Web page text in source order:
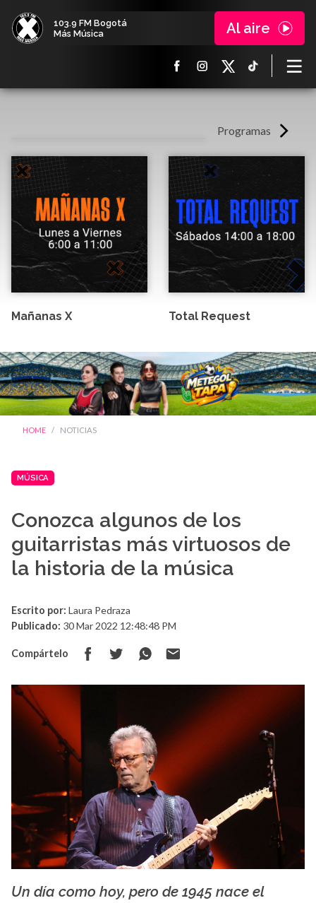
103.9 FM Bogotá
Más Música
Al aire
Programas
Mañanas X Total Request
HOME NOTICIAS
MÚSICA
Conozca algunos de los
guitarristas más virtuosos de
la historia de la música
Escrito por: Laura Pedraza
Publicado: 30 Mar 2022 12:48:48 PM
Compártelo
Un día como hoy, pero de 1945 nace el